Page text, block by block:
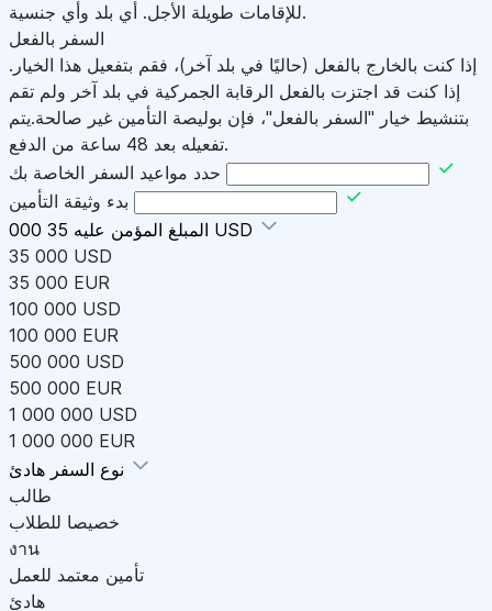
للإقامات طويلة الأجل. أي بلد وأي جنسية.
السفر بالفعل
إذا كنت بالخارج بالفعل (حاليًا في بلد آخر)، فقم بتفعيل هذا الخيار.
إذا كنت قد اجتزت بالفعل الرقابة الجمركية في بلد آخر ولم تقم
بتنشيط خيار "السفر بالفعل"، فإن بوليصة التأمين غير صالحة.يتم
تفعيله بعد 48 ساعة من الدفع.
حدد مواعيد السفر الخاصة بك
بدء وثيقة التأمين
المبلغ المؤمن عليه 35 000 USD
35 000 USD
35 000 EUR
100 000 USD
100 000 EUR
500 000 USD
500 000 EUR
1 000 000 USD
1 000 000 EUR
نوع السفر
طالب
خصيصا للطلاب
งาน
تأمين معتمد للعمل
هادئ